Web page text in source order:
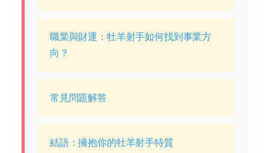
職業與財運：牡羊射手如何找到事業方
向？
常見問題解答
結語：擁抱你的牡羊射手特質